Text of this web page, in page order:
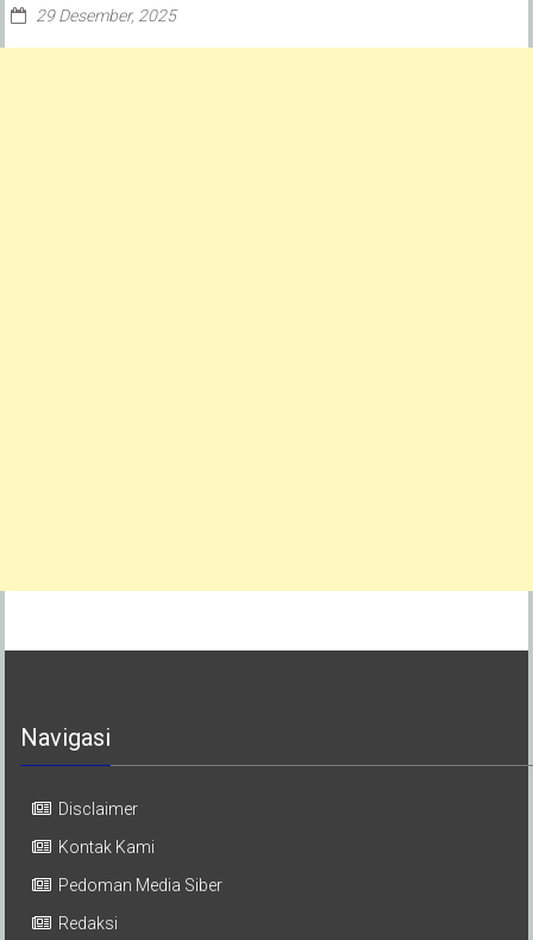
29 Desember, 2025
Navigasi
Disclaimer
Kontak Kami
Pedoman Media Siber
Redaksi